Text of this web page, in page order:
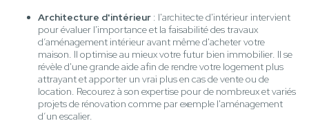
Architecture d'intérieur : l'architecte d'intérieur intervient
pour évaluer l'importance et la faisabilité des travaux
d’aménagement intérieur avant même d'acheter votre
maison. Il optimise au mieux votre futur bien immobilier. Il se
révèle d'une grande aide afin de rendre votre logement plus
attrayant et apporter un vrai plus en cas de vente ou de
location. Recourez à son expertise pour de nombreux et variés
projets de rénovation comme par exemple l'aménagement
d’un escalier.